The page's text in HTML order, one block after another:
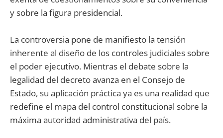
y sobre la figura presidencial.
La controversia pone de manifiesto la tensión
inherente al diseño de los controles judiciales sobre
el poder ejecutivo. Mientras el debate sobre la
legalidad del decreto avanza en el Consejo de
Estado, su aplicación práctica ya es una realidad que
redefine el mapa del control constitucional sobre la
máxima autoridad administrativa del país.